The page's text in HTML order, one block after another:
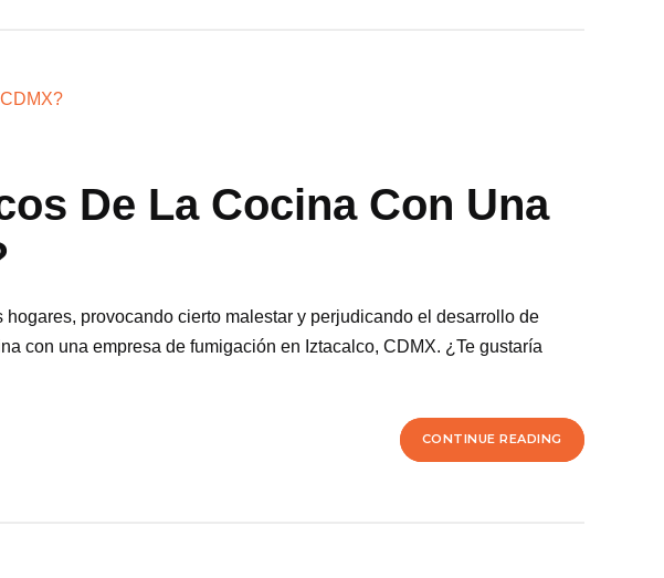
De La Cocina Con Una
provocando cierto malestar y perjudicando el desarrollo de
con una empresa de fumigación en Iztacalco, CDMX. ¿Te gustaría
CONTINUE READING